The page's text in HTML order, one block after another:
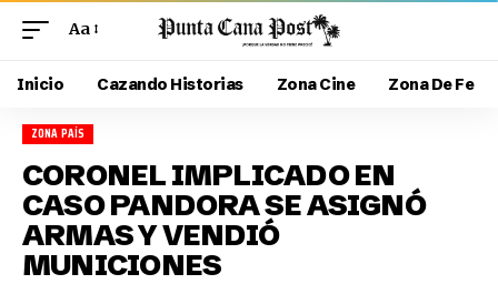
Aa
Inicio Cazando Historias Zona Cine Zona De Fe
ZONA PAÍS
CORONEL IMPLICADO EN
CASO PANDORA SE ASIGNÓ
ARMAS Y VENDIÓ
MUNICIONES